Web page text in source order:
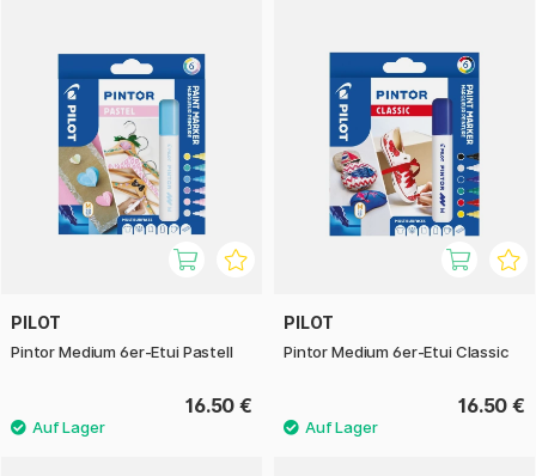
und eignet sich perfekt zum Zeichnen, Ausmalen, Schreiben
und Markieren.
Entdecke die Freude daran, deine Ideen mit Pilot Pintor zu
verwirklichen – ein vielseitiges Werkzeug für Künstler,
Hobbykreative und DIY-Liebhaber.
PILOT
Pintor Medium 6er-Etui Pastell
16.50 €
PILOT
Pintor Medium 6er-Etui Classic
16.50 €